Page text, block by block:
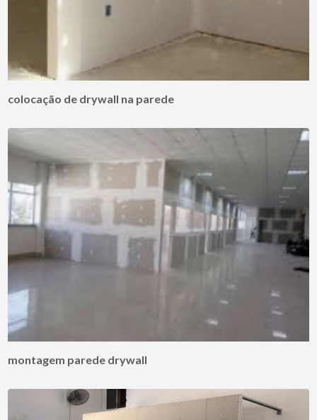
colocação de drywall na parede
montagem parede drywall